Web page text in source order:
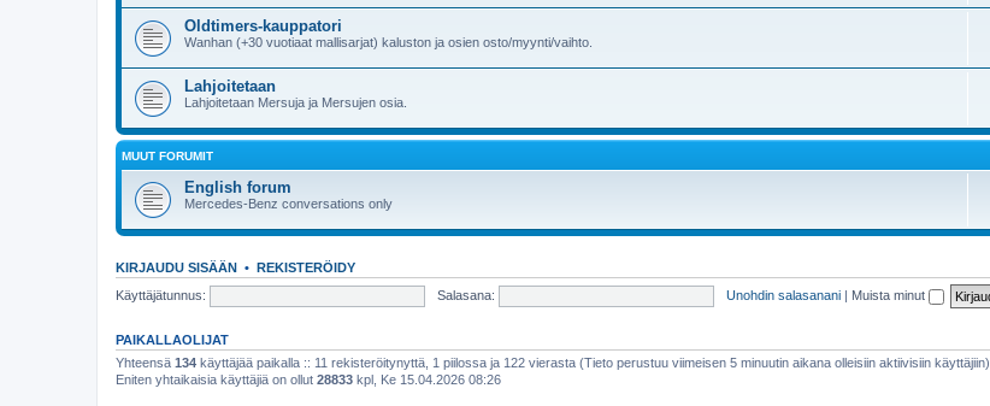
Oldtimers-kauppatori
Wanhan (+30 vuotiaat mallisarjat) kaluston ja osien osto/myynti/vaihto.
Lahjoitetaan
Lahjoitetaan Mersuja ja Mersujen osia.
MUUT FORUMIT
English forum
Mercedes-Benz conversations only
KIRJAUDU SISÄÄN • REKISTERÖIDY
Käyttäjätunnus:
Salasana: Unohdin salasanani | Muista minut
PAIKALLAOLIJAT
Yhteensä 134 käyttäjää paikalla :: 11 rekisteröitynyttä, 1 piilossa ja 122 vierasta (Tieto perustuu viimeisen 5 minuutin aikana olleisiin aktiivisiin käyttäjiin)
Eniten yhtaikaisia käyttäjiä on ollut 28833 kpl, Ke 15.04.2026 08:26